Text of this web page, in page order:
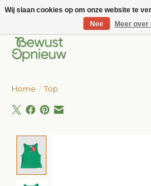
Wij bieden het grootste aanbod in
Home / Top
Wij slaan cookies op om onze website te
Nee
Meer over